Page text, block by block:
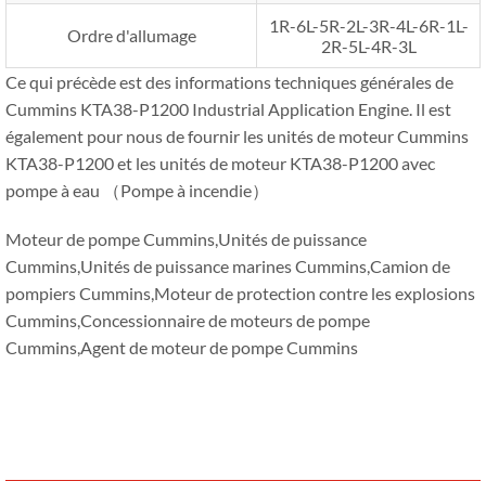
Ordre d'allumage
1R-6L-5R-2L-3R-4L-6R-1L-
2R-5L-4R-3L
Ce qui précède est des informations techniques générales de
Cummins KTA38-P1200 Industrial Application Engine. Il est
également pour nous de fournir les unités de moteur Cummins
KTA38-P1200 et les unités de moteur KTA38-P1200 avec
pompe à eau （Pompe à incendie）
Moteur de pompe Cummins,Unités de puissance
Cummins,Unités de puissance marines Cummins,Camion de
pompiers Cummins,Moteur de protection contre les explosions
Cummins,Concessionnaire de moteurs de pompe
Cummins,Agent de moteur de pompe Cummins